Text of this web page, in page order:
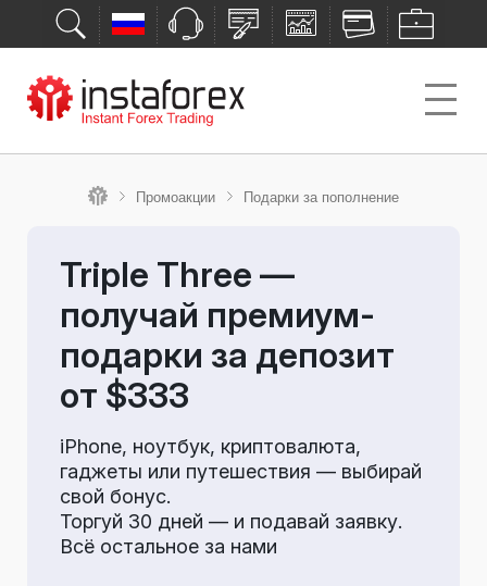
Промоакции Подарки за пополнение
Triple Three —
получай премиум-
подарки за депозит
от $333
iPhone, ноутбук, криптовалюта,
гаджеты или путешествия — выбирай
свой бонус.
Торгуй 30 дней — и подавай заявку.
Всё остальное за нами